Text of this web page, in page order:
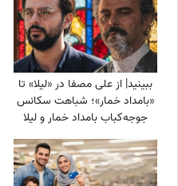
ببینید| از علی مصفا در «لیلا» تا
«بامداد خمار»؛ شباهت سکانس
جوجه‌کباب بامداد خمار و لیلا
سوژه شد